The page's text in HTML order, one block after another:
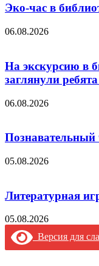
Эко-час в
06.08.2026
На экскурсию в
заглянули
06.08.2026
05.08.2026
Литературная
05.08.2026
Версия для